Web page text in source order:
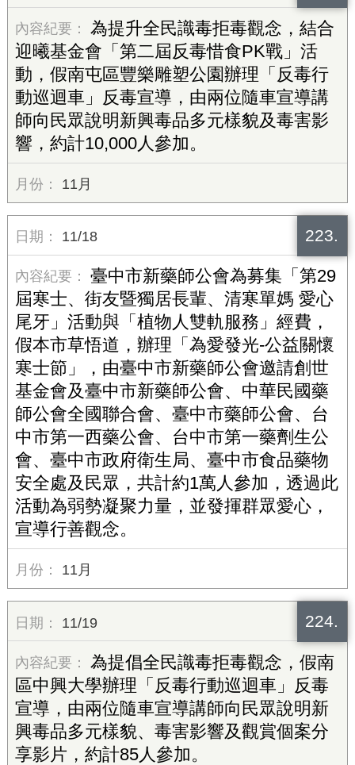
為提升全民識毒拒毒觀念，結合
迎曦基金會「第二屆反毒惜食PK戰」活
動，假南屯區豐樂雕塑公園辦理「反毒行
動巡迴車」反毒宣導，由兩位隨車宣導講
師向民眾說明新興毒品多元樣貌及毒害影
響，約計10,000人參加。
11月
223.
11/18
臺中市新藥師公會為募集「第29
屆寒士、街友暨獨居長輩、清寒單媽 愛心
尾牙」活動與「植物人雙軌服務」經費，
假本市草悟道，辦理「為愛發光-公益關懷
寒士節」，由臺中市新藥師公會邀請創世
基金會及臺中市新藥師公會、中華民國藥
師公會全國聯合會、臺中市藥師公會、台
中市第一西藥公會、台中市第一藥劑生公
會、臺中市政府衛生局、臺中市食品藥物
安全處及民眾，共計約1萬人參加，透過此
活動為弱勢凝聚力量，並發揮群眾愛心，
宣導行善觀念。
11月
224.
11/19
為提倡全民識毒拒毒觀念，假南
區中興大學辦理「反毒行動巡迴車」反毒
宣導，由兩位隨車宣導講師向民眾說明新
興毒品多元樣貌、毒害影響及觀賞個案分
享影片，約計85人參加。